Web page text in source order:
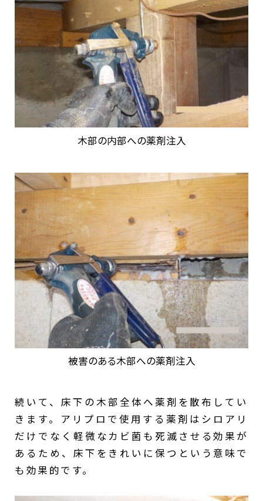
木部の内部への薬剤注入
被害のある木部への薬剤注入
続いて、床下の木部全体へ薬剤を散布してい
きます。アリプロで使用する薬剤はシロアリ
だけでなく軽微なカビ菌も死滅させる効果が
あるため、床下をきれいに保つという意味で
も効果的です。